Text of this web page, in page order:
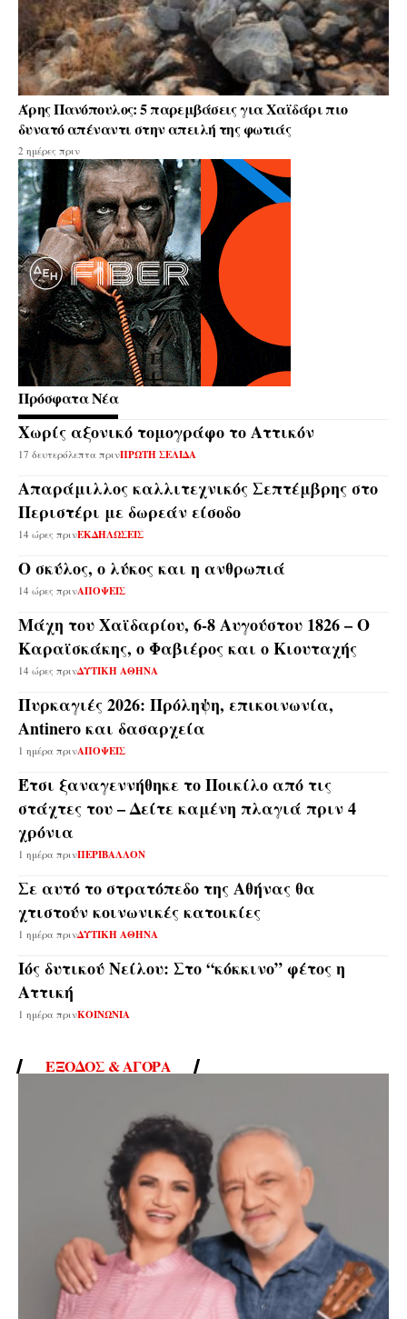
Άρης Πανόπουλος: 5 παρεμβάσεις για Χαϊδάρι πιο
δυνατό απέναντι στην απειλή της φωτιάς
2 ημέρες πριν
Πρόσφατα Νέα
Χωρίς αξονικό τομογράφο το Αττικόν
17 δευτερόλεπτα πρινΠΡΩΤΗ ΣΕΛΙΔΑ
Απαράμιλλος καλλιτεχνικός Σεπτέμβρης στο
Περιστέρι με δωρεάν είσοδο
14 ώρες πρινΕΚΔΗΛΩΣΕΙΣ
Ο σκύλος, ο λύκος και η ανθρωπιά
14 ώρες πρινΑΠΟΨΕΙΣ
Μάχη του Χαϊδαρίου, 6-8 Αυγούστου 1826 – Ο
Καραϊσκάκης, ο Φαβιέρος και ο Κιουταχής
14 ώρες πρινΔΥΤΙΚΗ ΑΘΗΝΑ
Πυρκαγιές 2026: Πρόληψη, επικοινωνία,
Antinero και δασαρχεία
1 ημέρα πρινΑΠΟΨΕΙΣ
Έτσι ξαναγεννήθηκε το Ποικίλο από τις
στάχτες του – Δείτε καμένη πλαγιά πριν 4
χρόνια
1 ημέρα πρινΠΕΡΙΒΑΛΛΟΝ
Σε αυτό το στρατόπεδο της Αθήνας θα
χτιστούν κοινωνικές κατοικίες
1 ημέρα πρινΔΥΤΙΚΗ ΑΘΗΝΑ
Ιός δυτικού Νείλου: Στο “κόκκινο” φέτος η
Αττική
1 ημέρα πρινΚΟΙΝΩΝΙΑ
ΈΞΟΔΟΣ & ΑΓΟΡΆ